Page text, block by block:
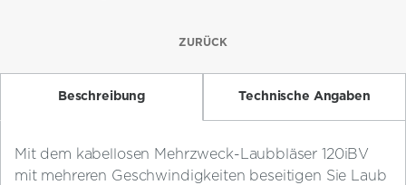
ZURÜCK
Beschreibung Technische Angaben
Mit dem kabellosen Mehrzweck-Laubbläser 120iBV
mit mehreren Geschwindigkeiten beseitigen Sie Laub